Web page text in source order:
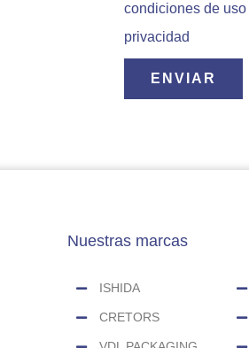
condiciones de uso
privacidad
Nuestras marcas
ISHIDA
CRETORS